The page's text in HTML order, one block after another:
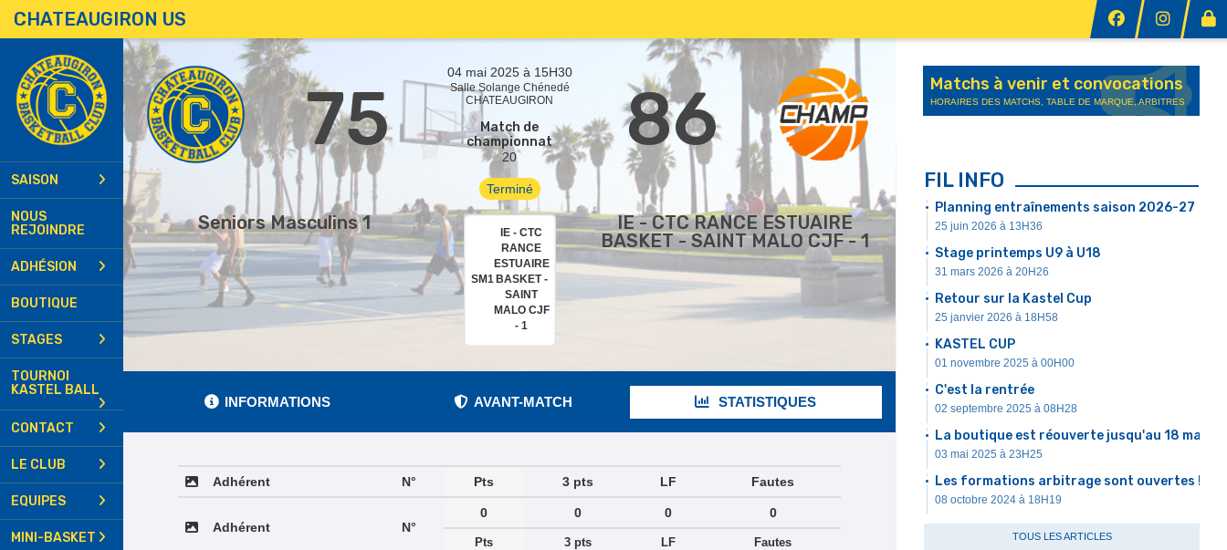
CHATEAUGIRON US
SAISON
NOUS
REJOINDRE
ADHÉSION
BOUTIQUE
STAGES
TOURNOI
KASTEL BALL
CONTACT
LE CLUB
EQUIPES
MINI-BASKET
04 mai 2025 à 15H30
Salle Solange Chénedé
CHATEAUGIRON
Match de
championnat
20
Terminé
75 86
Seniors Masculins 1
IE - CTC RANCE ESTUAIRE
BASKET - SAINT MALO CJF - 1
SM1
IE - CTC
RANCE
ESTUAIRE
BASKET -
SAINT
MALO CJF
- 1
INFORMATIONS AVANT-MATCH STATISTIQUES
Adhérent N° Pts 3 pts LF Fautes
Adhérent N°
0 0 0 0
Pts 3 pts LF Fautes
Matchs à venir et convocations
HORAIRES DES MATCHS, TABLE DE MARQUE, ARBITRES
FIL INFO
Planning entraînements saison 2026-27
25 juin 2026 à 13H36
Stage printemps U9 à U18
31 mars 2026 à 20H26
Retour sur la Kastel Cup
25 janvier 2026 à 18H58
KASTEL CUP
01 novembre 2025 à 00H00
C'est la rentrée
02 septembre 2025 à 08H28
La boutique est réouverte jusqu'au 18 mai
03 mai 2025 à 23H25
Les formations arbitrage sont ouvertes !
08 octobre 2024 à 18H19
TOUS LES ARTICLES
Panneau de gestion des cookies